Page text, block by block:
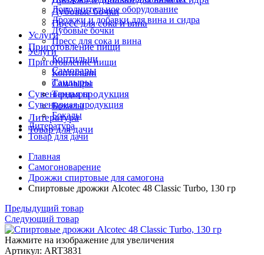
Дубовые бочки
Пресс для сока и вина
Услуги
Приготовление пищи
Коптильни
Самовары
Тандыры
Сувенирная продукция
Бокалы
Литература
Товар для дачи
Дополнительное оборудование
Дрожжи и добавки для вина и сидра
Дубовые бочки
Пресс для сока и вина
Услуги
Приготовление пищи
Коптильни
Самовары
Тандыры
Сувенирная продукция
Бокалы
Литература
Товар для дачи
Главная
Самогоноварение
Дрожжи спиртовые для самогона
Спиртовые дрожжи Alcotec 48 Classic Turbo, 130 гр
Предыдущий товар
Следующий товар
Нажмите на изображение для увеличения
Артикул: ART3831